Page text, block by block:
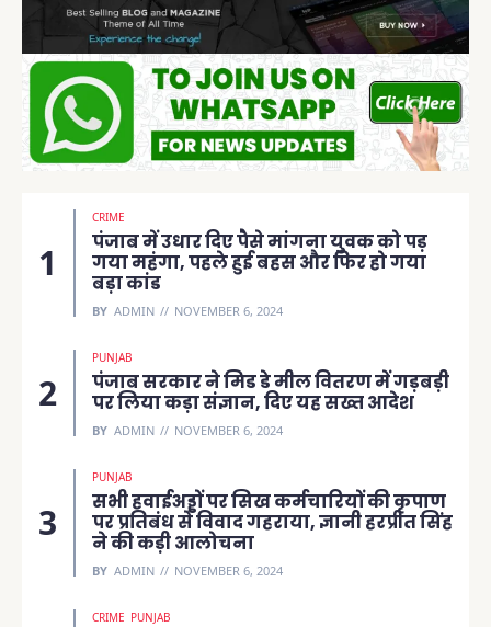
CRIME
पंजाब में उधार दिए पैसे मांगना युवक को पड़
गया महंगा, पहले हुई बहस और फिर हो गया
बड़ा कांड
BY ADMIN NOVEMBER 6, 2024
PUNJAB
पंजाब सरकार ने मिड डे मील वितरण में गड़बड़ी
पर लिया कड़ा संज्ञान, दिए यह सख्त आदेश
BY ADMIN NOVEMBER 6, 2024
PUNJAB
सभी हवाईअड्डों पर सिख कर्मचारियों की कृपाण
पर प्रतिबंध से विवाद गहराया, ज्ञानी हरप्रीत सिंह
ने की कड़ी आलोचना
BY ADMIN NOVEMBER 6, 2024
CRIME PUNJAB